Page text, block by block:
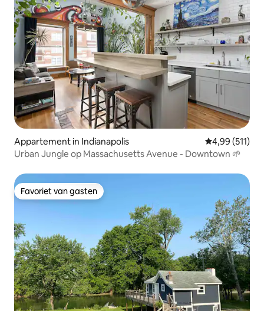
Appartement in Indianapolis Gemiddelde
4,99 (511)
Urban Jungle op Massachusetts Avenue - Downtown 🌱
Favoriet van gasten
Favoriet van gasten